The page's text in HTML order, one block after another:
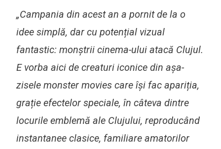
„Campania din acest an a pornit de la o
idee simplă, dar cu potențial vizual
fantastic: monștrii cinema-ului atacă Clujul.
E vorba aici de creaturi iconice din așa-
zisele monster movies care își fac apariția,
grație efectelor speciale, în câteva dintre
locurile emblemă ale Clujului, reproducând
instantanee clasice, familiare amatorilor